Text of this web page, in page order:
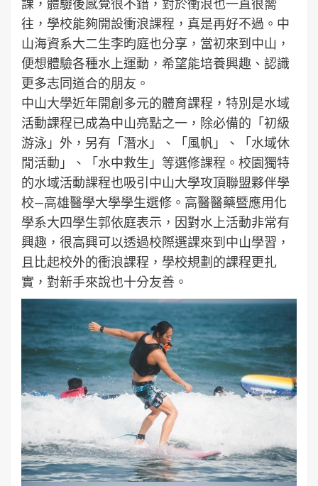
課，體驗後感覺很不錯，對於衝浪也一直很嚮
往，學校能夠開設衝浪課程，真是再好不過。中
山海資系大二生李昀庭也分享，當初來到中山，
便想體驗各種水上運動，希望能培養興趣、認識
更多志同道合的朋友。
中山大學近年開創多元的體育課程，特別是水域
活動課程已成為中山亮點之一，除必備的「初級
游泳」外，另有「潛水」、「風帆」、「水域休
閒活動」、「水中救生」等選修課程。校園獨特
的水域活動課程也吸引中山大學攻頂聯盟夥伴學
校—高雄醫學大學學生選修。高醫醫藥暨應用化
學系大四學生郭依庭表示，因對水上活動非常有
興趣，很高興可以透過校際選課來到中山學習，
且比起校外的衝浪課程，學校規劃的課程更扎
實，對新手來說也十分友善。